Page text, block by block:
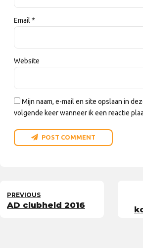
Email *
Website
Mijn naam, e-mail en site opslaan in
volgende keer wanneer ik een reactie
POST COMMENT
PREVIOUS
AD clubheld 2016